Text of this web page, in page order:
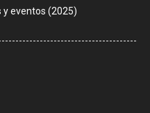
y eventos (2025)